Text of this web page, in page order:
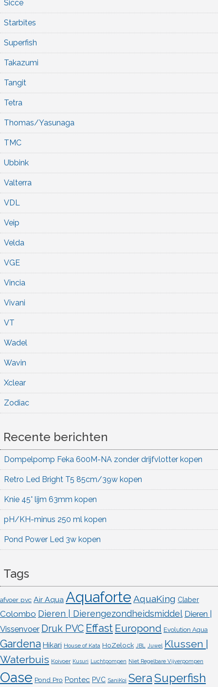
Sicce
Starbites
Superfish
Takazumi
Tangit
Tetra
Thomas/Yasunaga
TMC
Ubbink
Valterra
VDL
Veip
Velda
VGE
Vincia
Vivani
VT
Wadel
Wavin
Xclear
Zodiac
Recente berichten
Dompelpomp Feka 600M-NA zonder drijfvlotter kopen
Retro Led Bright T5 85cm/39w kopen
Knie 45° lijm 63mm kopen
pH/KH-minus 250 ml kopen
Pond Power Led 3w kopen
Tags
afvoer pvc Air Aqua Aquaforte AquaKing Claber
Colombo Dieren | Dierengezondheidsmiddel Dieren |
Vissenvoer Druk PVC Effast Europond Evolution Aqua
Gardena Hikari House of Kata HoZelock JBL Juwel Klussen |
Waterbuis Koivoer Kusuri Luchtpompen Niet Regelbare Vijverpompen
Oase Pond Pro Pontec PVC SaniKoi SeraSuperfish